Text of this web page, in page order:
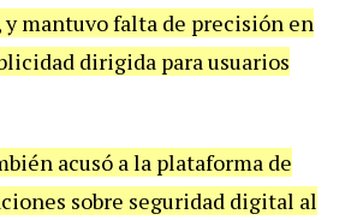
y mantuvo falta de precisión en
dirigida para usuarios
acusó a la plataforma de
sobre seguridad digital al